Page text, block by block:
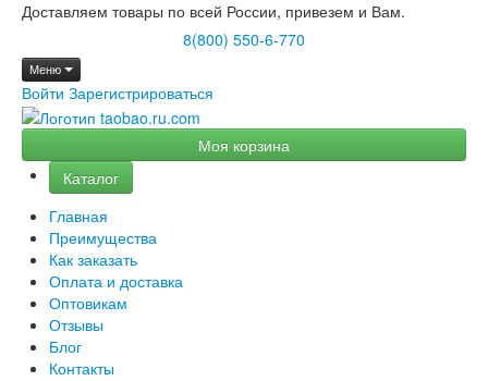
Доставляем товары по всей России, привезем и Вам.
8(800) 550-6-770
Меню
Войти Зарегистрироваться
Моя корзина
Каталог
Главная
Преимущества
Как заказать
Оплата и доставка
Оптовикам
Отзывы
Блог
Контакты